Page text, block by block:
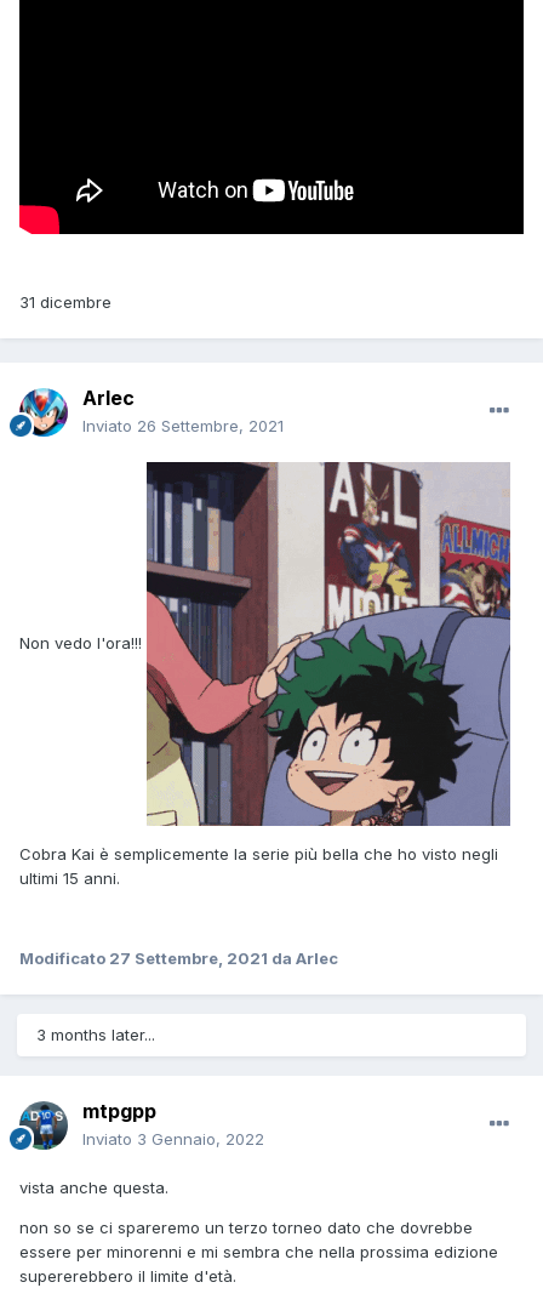
31 dicembre
Arlec
Inviato 26 Settembre, 2021
Non vedo l'ora!!!
Cobra Kai è semplicemente la serie più bella che ho visto negli
ultimi 15 anni.
Modificato 27 Settembre, 2021 da Arlec
3 months later...
mtpgpp
Inviato 3 Gennaio, 2022
vista anche questa.
non so se ci spareremo un terzo torneo dato che dovrebbe
essere per minorenni e mi sembra che nella prossima edizione
supererebbero il limite d'età.